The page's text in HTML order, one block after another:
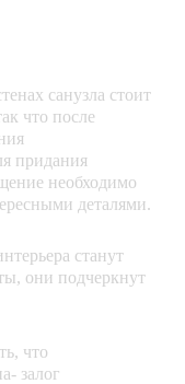
санузла стоит
что после
придания
необходимо
деталями.
станут
они подчеркнут
что
залог